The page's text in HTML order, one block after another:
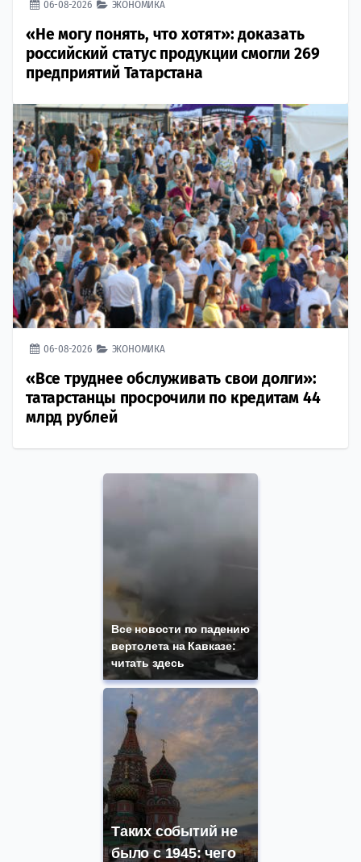
06-08-2026 ЭКОНОМИКА
«Не могу понять, что хотят»: доказать
российский статус продукции смогли 269
предприятий Татарстана
06-08-2026 ЭКОНОМИКА
«Все труднее обслуживать свои долги»:
татарстанцы просрочили по кредитам 44
млрд рублей
Все новости по падению
вертолета на Кавказе:
читать здесь
Таких событий не
было с 1945: чего